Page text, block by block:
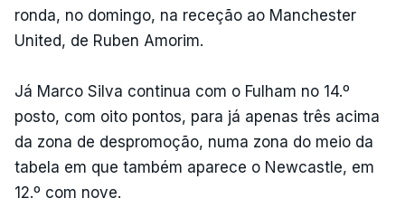
ronda, no domingo, na receção ao Manchester
United, de Ruben Amorim.
Já Marco Silva continua com o Fulham no 14.º
posto, com oito pontos, para já apenas três acima
da zona de despromoção, numa zona do meio da
tabela em que também aparece o Newcastle, em
12.º com nove.